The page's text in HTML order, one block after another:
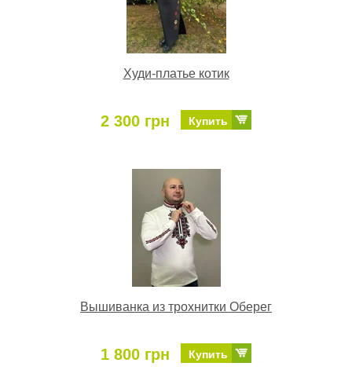
Худи-платье котик
2 300 грн Купить
Вышиванка из трохнитки Оберег
1 800 грн Купить